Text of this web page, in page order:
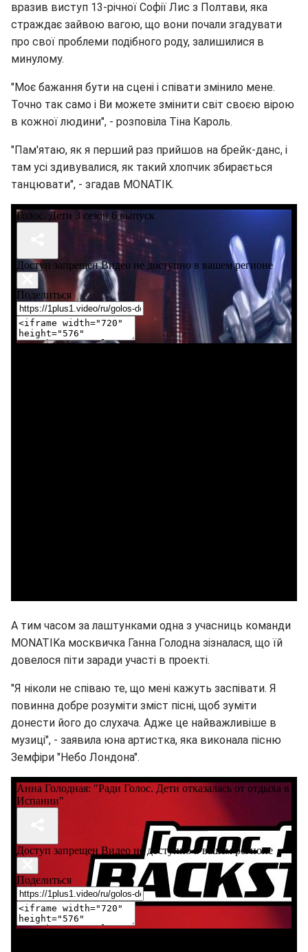
вразив виступ 13-річної Софії Лис з Полтави, яка
страждає зайвою вагою, що вони почали згадувати
про свої проблеми подібного роду, залишилися в
минулому.
"Моє бажання бути на сцені і співати змінило мене.
Точно так само і Ви можете змінити світ своєю вірою
в кожної людини", - розповіла Тіна Кароль.
"Пам'ятаю, як я перший раз прийшов на брейк-данс, і
там усі здивувалися, як такий хлопчик збирається
танцювати", - згадав MONATIK.
А тим часом за лаштунками одна з учасниць команди
MONATIKа москвичка Ганна Голодна зізналася, що їй
довелося піти заради участі в проекті.
"Я ніколи не співаю те, що мені кажуть заспівати. Я
повинна добре розуміти зміст пісні, щоб зуміти
донести його до слухача. Адже це найважливіше в
музиці", - заявила юна артистка, яка виконала пісню
Земфіри "Небо Лондона".